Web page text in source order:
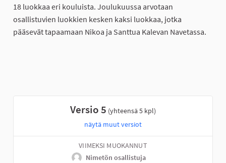
18 luokkaa eri kouluista. Joulukuussa arvotaan
osallistuvien luokkien kesken kaksi luokkaa, jotka
pääsevät tapaamaan Nikoa ja Santtua Kalevan Navetassa.
Versio 5 (yhteensä 5 kpl)
näytä muut versiot
VIIMEKSI MUOKANNUT
Nimetön osallistuja